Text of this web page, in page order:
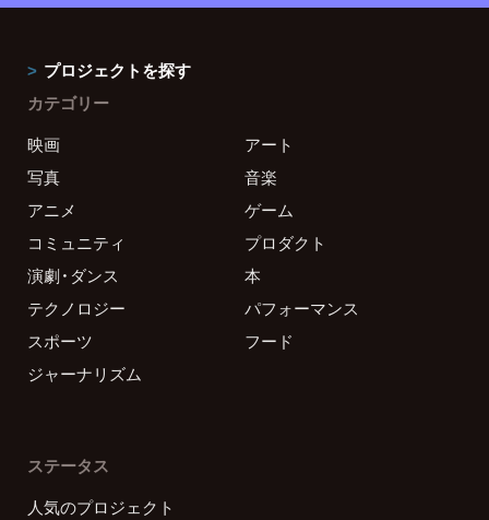
プロジェクトを探す
カテゴリー
映画
アート
写真
音楽
アニメ
ゲーム
コミュニティ
プロダクト
演劇・ダンス
本
テクノロジー
パフォーマンス
スポーツ
フード
ジャーナリズム
ステータス
人気のプロジェクト